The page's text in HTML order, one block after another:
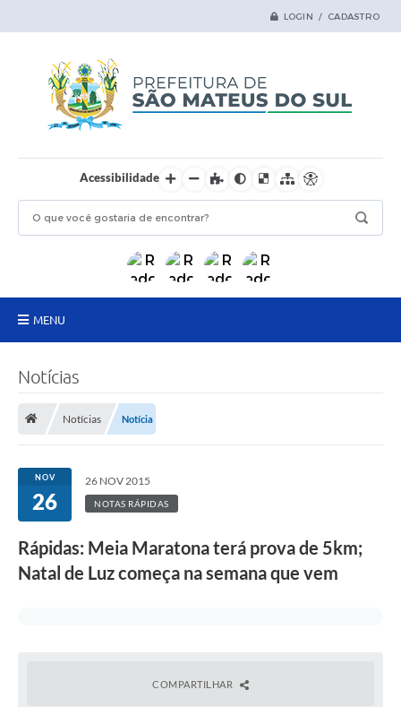
LOGIN / CADASTRO
Acessibilidade
MENU
Transparência
Secretarias
Ouvidoria
Notícias
Notícias Notícia
NOV
26
26 NOV 2015
NOTAS RÁPIDAS
Rápidas: Meia Maratona terá prova de 5km;
Natal de Luz começa na semana que vem
COMPARTILHAR